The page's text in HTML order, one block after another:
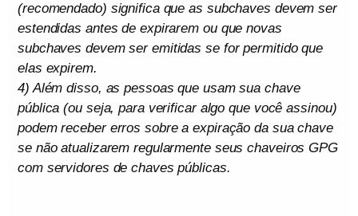
(recomendado) significa que as subchaves devem ser
estendidas antes de expirarem ou que novas
subchaves devem ser emitidas se for permitido que
elas expirem.
4) Além disso, as pessoas que usam sua chave
pública (ou seja, para verificar algo que você assinou)
podem receber erros sobre a expiração da sua chave
se não atualizarem regularmente seus chaveiros GPG
com servidores de chaves públicas.